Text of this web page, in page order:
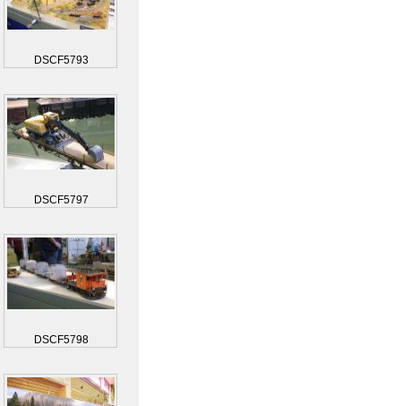
DSCF5793
DSCF5797
DSCF5798